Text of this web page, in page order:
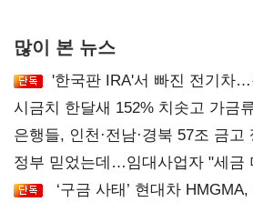
많이 본 뉴스
'한국판 IRA'서 빠진 전기차
시금치 한달새 152% 치솟고 가금
은행들, 인천·전남·경북 57조 금고
정부 믿었는데…임대사업자 "세금
‘구금 사태’ 현대차